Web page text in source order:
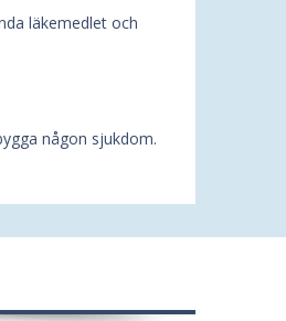
läkemedlet och
någon sjukdom.